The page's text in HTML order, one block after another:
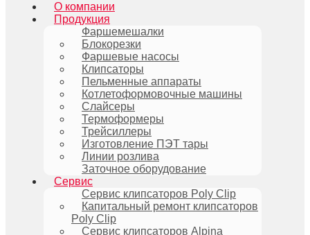
О компании
Продукция
Фаршемешалки
Блокорезки
Фаршевые насосы
Клипсаторы
Пельменные аппараты
Котлетоформовочные машины
Слайсеры
Термоформеры
Трейсиллеры
Изготовление ПЭТ тары
Линии розлива
Заточное оборудование
Сервис
Сервис клипсаторов Poly Clip
Капитальный ремонт клипсаторов
Poly Clip
Сервис клипсаторов Alpina